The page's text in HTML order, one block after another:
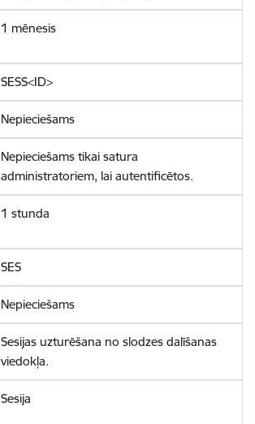
1 mēnesis
SESS<ID>
Nepieciešams
Nepieciešams tikai satura
administratoriem, lai autentificētos.
1 stunda
SES
Nepieciešams
Sesijas uzturēšana no slodzes dalīšanas
viedokļa.
Sesija